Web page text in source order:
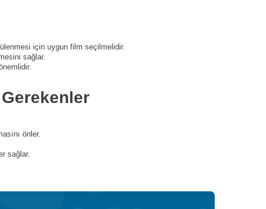
için uygun film seçilmelidir.
sağlar.
önler.
sağlar.